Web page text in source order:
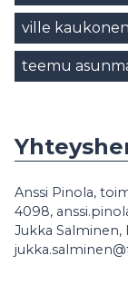
ville kaukonen
teemu
Anssi Pinola,
4098,
Jukka Salminen,